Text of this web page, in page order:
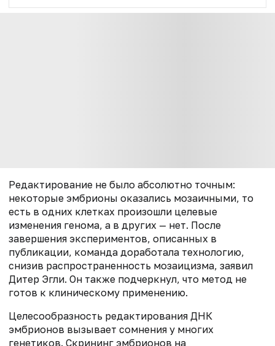
Редактирование не было абсолютно точным:
некоторые эмбрионы оказались мозаичными, то
есть в одних клетках произошли целевые
изменения генома, а в других — нет. После
завершения экспериментов, описанных в
публикации, команда доработала технологию,
снизив распространенность мозаицизма, заявил
Дитер Эгли. Он также подчеркнул, что метод не
готов к клиническому применению.
Целесообразность редактирования ДНК
эмбрионов вызывает сомнения у многих
генетиков. Скрининг эмбрионов на